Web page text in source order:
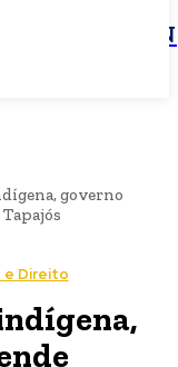
JBN
governo
e Direito